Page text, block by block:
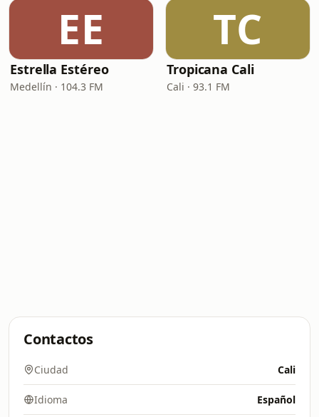
EE
Estrella Estéreo
Medellín · 104.3 FM
TC
Tropicana Cali
Cali · 93.1 FM
Contactos
Ciudad Cali
Idioma Español